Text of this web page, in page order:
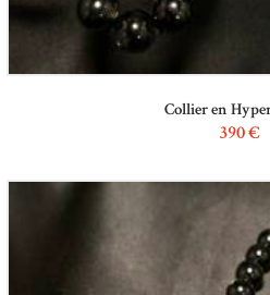
Collier en
390€